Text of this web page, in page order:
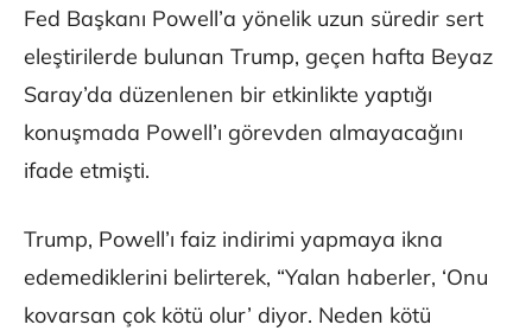
Fed Başkanı Powell’a yönelik uzun süredir sert
eleştirilerde bulunan Trump, geçen hafta Beyaz
Saray’da düzenlenen bir etkinlikte yaptığı
konuşmada Powell’ı görevden almayacağını
ifade etmişti.
Trump, Powell’ı faiz indirimi yapmaya ikna
edemediklerini belirterek, “Yalan haberler, ‘Onu
kovarsan çok kötü olur’ diyor. Neden kötü